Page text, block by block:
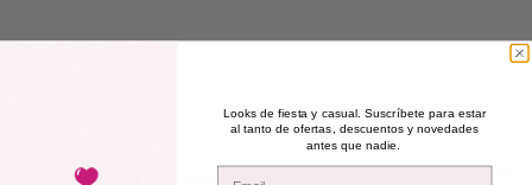
Kaftán terciopelo seda verde cantidad
Looks de fiesta y casual. Suscríbete para estar
al tanto de ofertas, descuentos y novedades
antes que nadie.
Email